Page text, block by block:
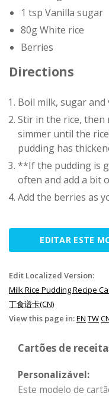
1 tsp Vanilla sugar
80g White rice
Berries
Directions
Boil milk, sugar and
Stir in the rice, then
simmer until the
pudding has
**If the pudding is
often and add a bit
Add the berries as
EDITAR ESTE
Edit Localized Version:
Milk Rice Pudding Recipe
丁食谱卡(CN)
View this page in:EN TW
Cartões de
Personalizável:
Este modelo de